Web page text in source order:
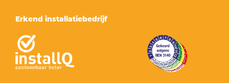
Erkend installatiebedrijf